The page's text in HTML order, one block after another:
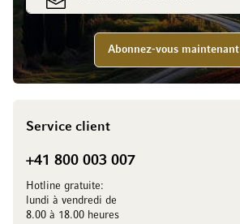
Abonnez-vous maintenant
Service client
+41 800 003 007
Hotline gratuite:
lundi à vendredi de
8.00 à 18.00 heures